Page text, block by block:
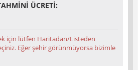
ÜCRETI:
için lütfen Haritadan/Listeden
Eğer şehir görünmüyorsa bizimle